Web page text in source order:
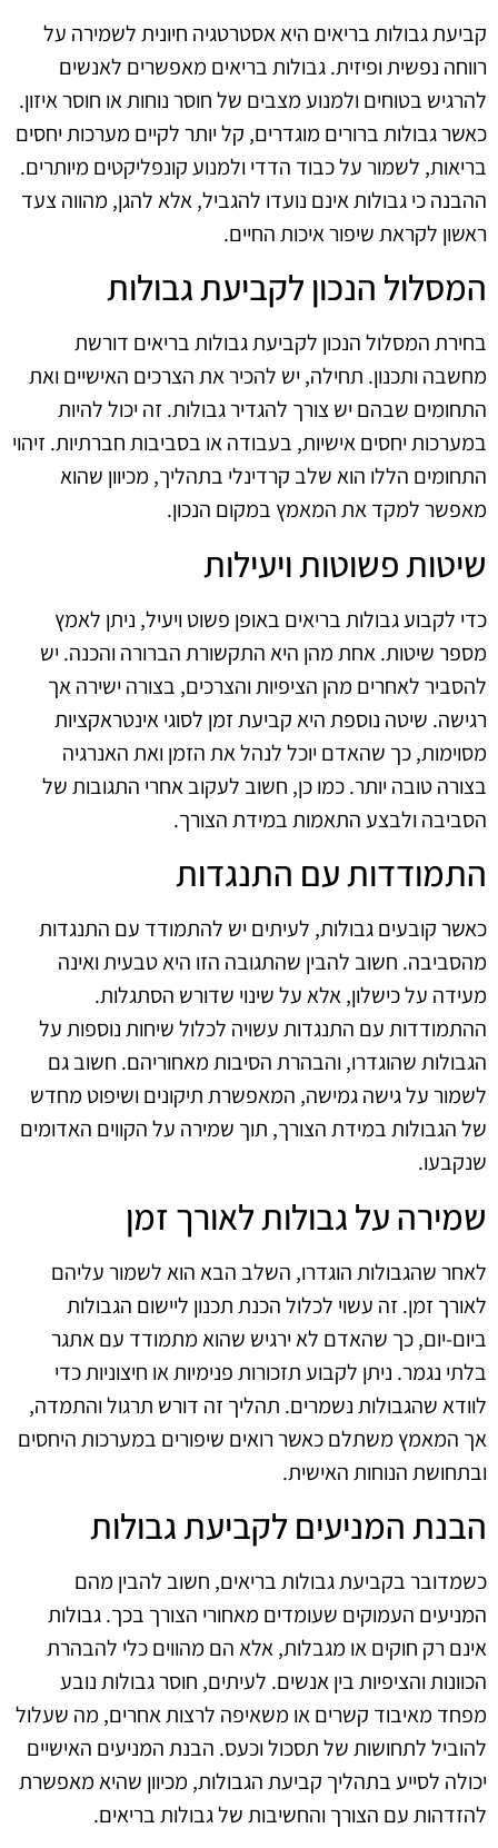
קביעת גבולות בריאים היא אסטרטגיה חיונית לשמירה על
רווחה נפשית ופיזית. גבולות בריאים מאפשרים לאנשים
להרגיש בטוחים ולמנוע מצבים של חוסר נוחות או חוסר איזון.
כאשר גבולות ברורים מוגדרים, קל יותר לקיים מערכות יחסים
בריאות, לשמור על כבוד הדדי ולמנוע קונפליקטים מיותרים.
ההבנה כי גבולות אינם נועדו להגביל, אלא להגן, מהווה צעד
ראשון לקראת שיפור איכות החיים.
המסלול הנכון לקביעת גבולות
בחירת המסלול הנכון לקביעת גבולות בריאים דורשת
מחשבה ותכנון. תחילה, יש להכיר את הצרכים האישיים ואת
התחומים שבהם יש צורך להגדיר גבולות. זה יכול להיות
במערכות יחסים אישיות, בעבודה או בסביבות חברתיות. זיהוי
התחומים הללו הוא שלב קרדינלי בתהליך, מכיוון שהוא
מאפשר למקד את המאמץ במקום הנכון.
שיטות פשוטות ויעילות
כדי לקבוע גבולות בריאים באופן פשוט ויעיל, ניתן לאמץ
מספר שיטות. אחת מהן היא התקשורת הברורה והכנה. יש
להסביר לאחרים מהן הציפיות והצרכים, בצורה ישירה אך
רגישה. שיטה נוספת היא קביעת זמן לסוגי אינטראקציות
מסוימות, כך שהאדם יוכל לנהל את הזמן ואת האנרגיה
בצורה טובה יותר. כמו כן, חשוב לעקוב אחרי התגובות של
הסביבה ולבצע התאמות במידת הצורך.
התמודדות עם התנגדות
כאשר קובעים גבולות, לעיתים יש להתמודד עם התנגדות
מהסביבה. חשוב להבין שהתגובה הזו היא טבעית ואינה
מעידה על כישלון, אלא על שינוי שדורש הסתגלות.
ההתמודדות עם התנגדות עשויה לכלול שיחות נוספות על
הגבולות שהוגדרו, והבהרת הסיבות מאחוריהם. חשוב גם
לשמור על גישה גמישה, המאפשרת תיקונים ושיפוט מחדש
של הגבולות במידת הצורך, תוך שמירה על הקווים האדומים
שנקבעו.
שמירה על גבולות לאורך זמן
לאחר שהגבולות הוגדרו, השלב הבא הוא לשמור עליהם
לאורך זמן. זה עשוי לכלול הכנת תכנון ליישום הגבולות
ביום-יום, כך שהאדם לא ירגיש שהוא מתמודד עם אתגר
בלתי נגמר. ניתן לקבוע תזכורות פנימיות או חיצוניות כדי
לוודא שהגבולות נשמרים. תהליך זה דורש תרגול והתמדה,
אך המאמץ משתלם כאשר רואים שיפורים במערכות היחסים
ובתחושת הנוחות האישית.
הבנת המניעים לקביעת גבולות
כשמדובר בקביעת גבולות בריאים, חשוב להבין מהם
המניעים העמוקים שעומדים מאחורי הצורך בכך. גבולות
אינם רק חוקים או מגבלות, אלא הם מהווים כלי להבהרת
הכוונות והציפיות בין אנשים. לעיתים, חוסר גבולות נובע
מפחד מאיבוד קשרים או משאיפה לרצות אחרים, מה שעלול
להוביל לתחושות של תסכול וכעס. הבנת המניעים האישיים
יכולה לסייע בתהליך קביעת הגבולות, מכיוון שהיא מאפשרת
להזדהות עם הצורך והחשיבות של גבולות בריאים.